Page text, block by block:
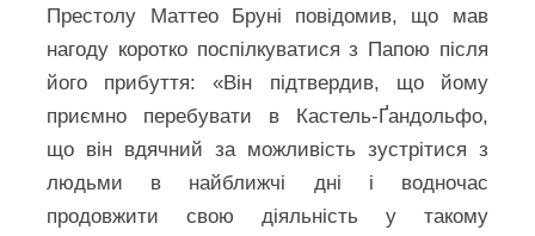
Престолу Маттео Бруні повідомив, що мав
нагоду коротко поспілкуватися з Папою після
його прибуття: «Він підтвердив, що йому
приємно перебувати в Кастель-Ґандольфо,
що він вдячний за можливість зустрітися з
людьми в найближчі дні і водночас
продовжити свою діяльність у такому